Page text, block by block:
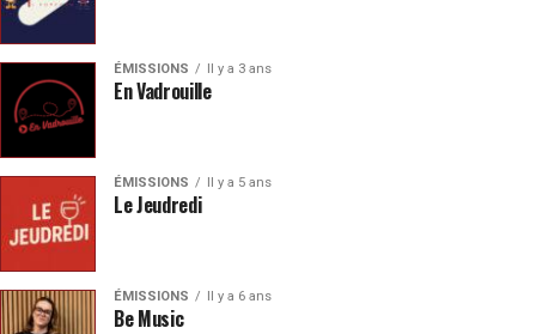
ÉMISSIONS Il y a 3 ans
En Vadrouille
ÉMISSIONS Il y a 5 ans
Le Jeudredi
ÉMISSIONS Il y a 6 ans
Be Music